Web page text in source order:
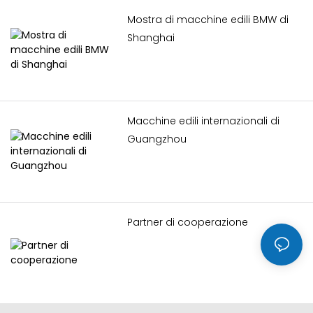
nelle applicazioni delle
macchine edili.
Mostra di macchine edili BMW di
Shanghai
Macchine edili internazionali di
Guangzhou
Partner di cooperazione